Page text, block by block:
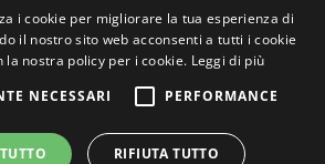
Italiana Tiro a Volo - Viale Tiziano
i cookie per migliorare la tua esperienza di
il nostro sito web acconsenti a tutti i cookie
la nostra policy per i cookie. Leggi di più
NECESSARI
PERFORMANCE
RIFIUTA TUTTO